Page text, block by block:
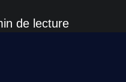
de lecture